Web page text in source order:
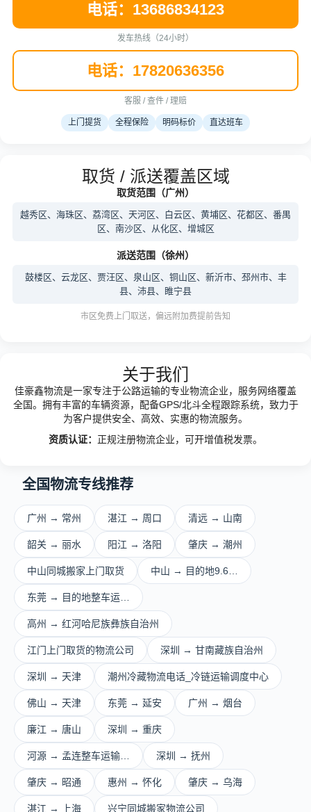
电话：13686834123
发车热线（24小时）
电话：17820636356
客服 / 查件 / 理赔
上门提货 全程保险 明码标价 直达班车
取货 / 派送覆盖区域
取货范围（广州）
越秀区、海珠区、荔湾区、天河区、白云区、黄埔区、花都区、番禺
区、南沙区、从化区、增城区
派送范围（徐州）
鼓楼区、云龙区、贾汪区、泉山区、铜山区、新沂市、邳州市、丰
县、沛县、睢宁县
市区免费上门取送，偏远附加费提前告知
关于我们
佳豪鑫物流是一家专注于公路运输的专业物流企业，服务网络覆盖
全国。拥有丰富的车辆资源，配备GPS/北斗全程跟踪系统，致力于
为客户提供安全、高效、实惠的物流服务。
资质认证： 正规注册物流企业，可开增值税发票。
全国物流专线推荐
广州 → 常州 湛江 → 周口 清远 → 山南
韶关 → 丽水 阳江 → 洛阳 肇庆 → 潮州
中山同城搬家上门取货 中山 → 目的地9.6…
东莞 → 目的地整车运…
高州 → 红河哈尼族彝族自治州
江门上门取货的物流公司 深圳 → 甘南藏族自治州
深圳 → 天津 潮州冷藏物流电话_冷链运输调度中心
佛山 → 天津 东莞 → 延安 广州 → 烟台
廉江 → 唐山 深圳 → 重庆
河源 → 孟连整车运输… 深圳 → 抚州
肇庆 → 昭通 惠州 → 怀化 肇庆 → 乌海
湛江 → 上海 兴宁同城搬家物流公司